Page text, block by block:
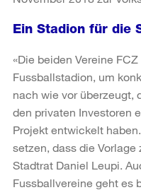
Ein Stadion für die
«Die beiden Vereine
Fussballstadion, um
nach wie vor überzeugt,
den privaten Investoren
Projekt entwickelt
setzen, dass die
Stadtrat Daniel Leupi.
Fussballvereine geht es